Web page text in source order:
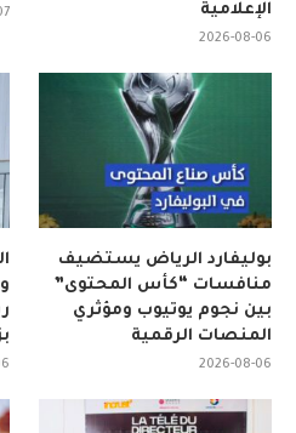
الإعلامية
2026-08-06
بوليفارد الرياض يستضيف
منافسات “كأس المحتوى”
بين نجوم يوتيوب ومؤثري
المنصات الرقمية
2026-08-06